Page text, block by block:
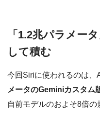
「1.2兆パラメー
して積む
今回Siriに使われるのは、
メータのGeminiカスタム
自前モデルのおよそ8倍の